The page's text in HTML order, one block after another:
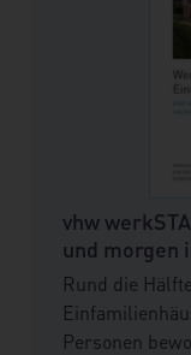
vhw
und morgen
Rund die
Personen